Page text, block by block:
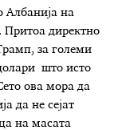
Албанија на
Притоа директно
за големи
што исто
ова мора да
да не сејат
на масата